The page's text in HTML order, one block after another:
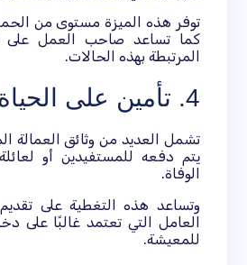
توفر هذه الميزة مستوى من
كما تساعد صاحب العمل على
المرتبطة بهذه الحالات.
4. تأمين على الحياة (اختياري)
تشمل العديد من وثائق العمالة
يتم دفعه للمستفيدين أو
الوفاة.
وتساعد هذه التغطية على
العامل التي تعتمد غالبًا على
للمعيشة.